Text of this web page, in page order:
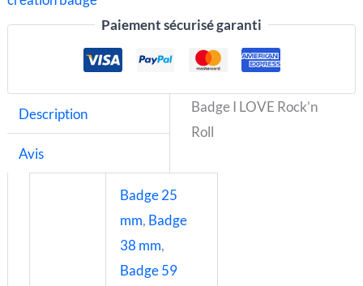
Paiement sécurisé garanti
Description
Avis
Badge I LOVE Rock’n
Roll
Badge 25
mm, Badge
38 mm,
Badge 59